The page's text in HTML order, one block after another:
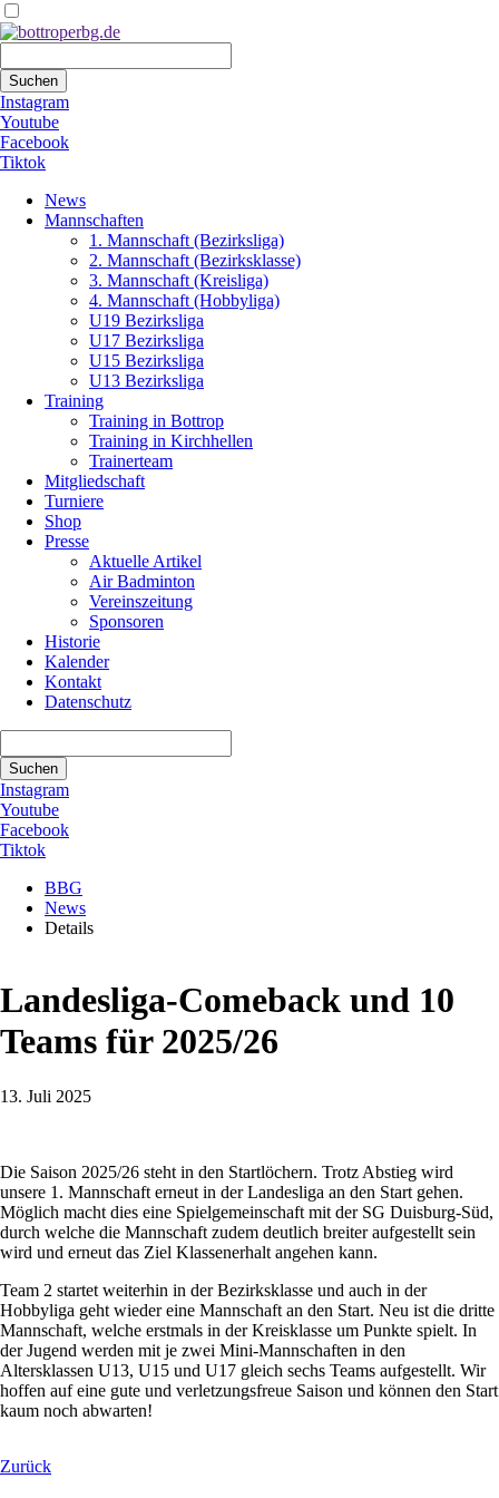
Suchen
Instagram
Youtube
Facebook
Tiktok
überspringen
News
Mannschaften
1. Mannschaft (Bezirksliga)
2. Mannschaft (Bezirksklasse)
3. Mannschaft (Kreisliga)
4. Mannschaft (Hobbyliga)
U19 Bezirksliga
U17 Bezirksliga
U15 Bezirksliga
U13 Bezirksliga
Training
Training in Bottrop
Training in Kirchhellen
Trainerteam
Mitgliedschaft
Turniere
Shop
Presse
Aktuelle Artikel
Air Badminton
Vereinszeitung
Sponsoren
Historie
Kalender
Kontakt
Datenschutz
Suchen
Instagram
Youtube
Facebook
Tiktok
BBG
News
Details
Landesliga-Comeback und 10
Teams für 2025/26
13. Juli 2025
Die Saison 2025/26 steht in den Startlöchern. Trotz Abstieg wird
unsere 1. Mannschaft erneut in der Landesliga an den Start gehen.
Möglich macht dies eine Spielgemeinschaft mit der SG Duisburg-Süd,
durch welche die Mannschaft zudem deutlich breiter aufgestellt sein
wird und erneut das Ziel Klassenerhalt angehen kann.
Team 2 startet weiterhin in der Bezirksklasse und auch in der
Hobbyliga geht wieder eine Mannschaft an den Start. Neu ist die dritte
Mannschaft, welche erstmals in der Kreisklasse um Punkte spielt. In
der Jugend werden mit je zwei Mini-Mannschaften in den
Altersklassen U13, U15 und U17 gleich sechs Teams aufgestellt. Wir
hoffen auf eine gute und verletzungsfreue Saison und können den Start
kaum noch abwarten!
Zurück